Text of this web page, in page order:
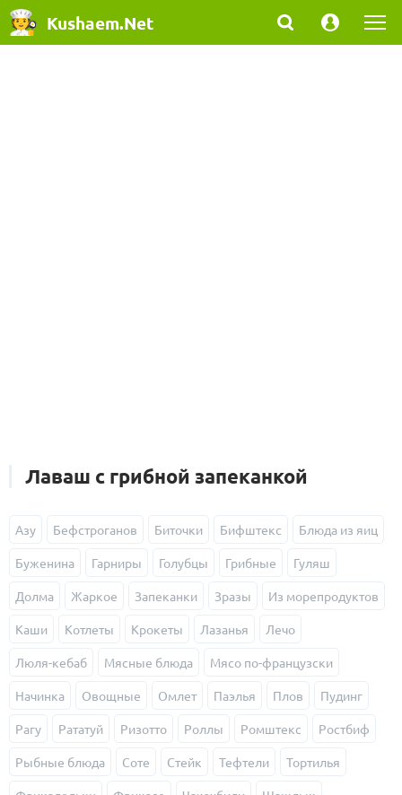
Kushaem.Net
Лаваш с грибной запеканкой
Азу Бефстроганов Биточки Бифштекс Блюда из яиц
Буженина Гарниры Голубцы Грибные Гуляш
Долма Жаркое Запеканки Зразы Из морепродуктов
Каши Котлеты Крокеты Лазанья Лечо
Люля-кебаб Мясные блюда Мясо по-французски
Начинка Овощные Омлет Паэлья Плов Пудинг
Рагу Рататуй Ризотто Роллы Ромштекс Ростбиф
Рыбные блюда Соте Стейк Тефтели Тортилья